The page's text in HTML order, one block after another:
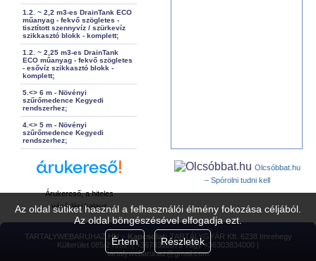
Az oldal sütiket használ a felhasználói élmény fokozása céljából.
Az oldal böngészésével elfogadja ezt.
Értem
Részletek
1.2. ~ 2,2 m3-es DrainTank ECO
műanyag - fekvő szögletes -
tisztított szennyvíz / szürkevíz
szikkasztó blokk - komplett;
1.2. ~ 2,25 m3-es DrainTank
ECO műanyag - fekvő szögletes
- esővíz szikkasztó blokk -
komplett;
5.<> 6 m - Növényi
szűrőmedence Kegyedi
rendszerhez;
4.<> 5 m - Növényi
szűrőmedence Kegyedi
rendszerhez;
Árukereső, a hiteles
vásárlási kalauz
Olcsóbbat.hu
– Spórolni tudni kell
TARTALYWEBARUHAZ.HU – Kapcsolat: TARTÁLYGYÁR Kft. 6238 Imrehegy
Külterület 085/2 hrsz. | +3678310073 vagy +36303834000 |
tartalywebaruhaz@gmail.com